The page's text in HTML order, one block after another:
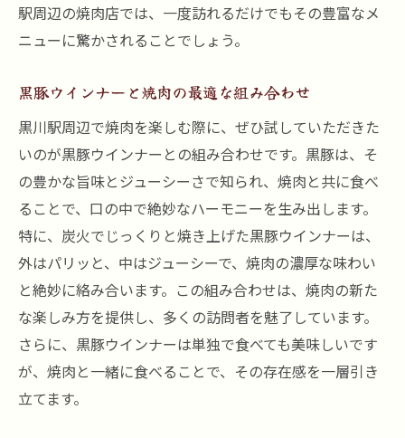
黒川駅で出会う焼肉の新しい魅力
黒豚ウインナーの肉汁を活かした焼肉体験のす
黒豚ウインナーの焼き方とその味わい
肉汁を最大限に楽しむためのポイント
焼肉とウインナーの組み合わせが生み出す
旨さ
黒川駅での焼肉体験を豊かにする黒豚
黒豚ウインナーで味わう新たな焼肉の楽し
み方
ジューシーな肉汁を活かした料理法
焼肉ファン必見!黒川駅でしか味わえない黒豚の
秘密
駅周辺の焼肉店では、一度訪れるだけでもその豊富なメ
ニューに驚かされることでしょう。
黒豚ウインナーと焼肉の最適な組み合わせ
黒川駅周辺で焼肉を楽しむ際に、ぜひ試していただきた
いのが黒豚ウインナーとの組み合わせです。黒豚は、そ
の豊かな旨味とジューシーさで知られ、焼肉と共に食べ
ることで、口の中で絶妙なハーモニーを生み出します。
特に、炭火でじっくりと焼き上げた黒豚ウインナーは、
外はパリッと、中はジューシーで、焼肉の濃厚な味わい
と絶妙に絡み合います。この組み合わせは、焼肉の新た
な楽しみ方を提供し、多くの訪問者を魅了しています。
さらに、黒豚ウインナーは単独で食べても美味しいです
が、焼肉と一緒に食べることで、その存在感を一層引き
立てます。